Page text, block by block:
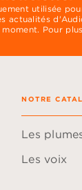
utilisée
actualités
Pour plus
NOTRE
Les
Les voix